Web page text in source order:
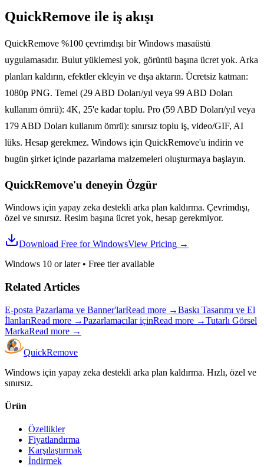
QuickRemove ile iş akışı
QuickRemove %100 çevrimdışı bir Windows masaüstü
uygulamasıdır. Bulut yüklemesi yok, görüntü başına ücret yok. Arka
planları kaldırın, efektler ekleyin ve dışa aktarın. Ücretsiz katman:
1080p PNG. Temel (29 ABD Doları/yıl veya 99 ABD Doları
kullanım ömrü): 4K, 25'e kadar toplu. Pro (59 ABD Doları/yıl veya
179 ABD Doları kullanım ömrü): sınırsız toplu iş, video/GIF, AI
lüks. Hesap gerekmez. Windows için QuickRemove'u indirin ve
bugün şirket içinde pazarlama malzemeleri oluşturmaya başlayın.
QuickRemove'u deneyin Özgür
Windows için yapay zeka destekli arka plan kaldırma. Çevrimdışı,
özel ve sınırsız. Resim başına ücret yok, hesap gerekmiyor.
Download Free for WindowsView Pricing →
Windows 10 or later• Free tier available
Related Articles
E-posta Pazarlama ve Banner'larRead more →Baskı Tasarımı ve El
İlanlarıRead more →Pazarlamacılar içinRead more →Tutarlı Görsel
MarkaRead more →
QuickRemove
Windows için yapay zeka destekli arka plan kaldırma. Hızlı, özel ve
sınırsız.
Ürün
Özellikler
Fiyatlandırma
Karşılaştırmak
İndirmek